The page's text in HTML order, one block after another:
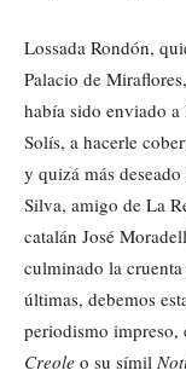
Lossada Rondón,
Palacio de
había sido enviado
Solís, a hacerle
y quizá más
Silva, amigo de La
catalán José
culminado la
últimas, debemos
periodismo impreso,
Creole o su símil